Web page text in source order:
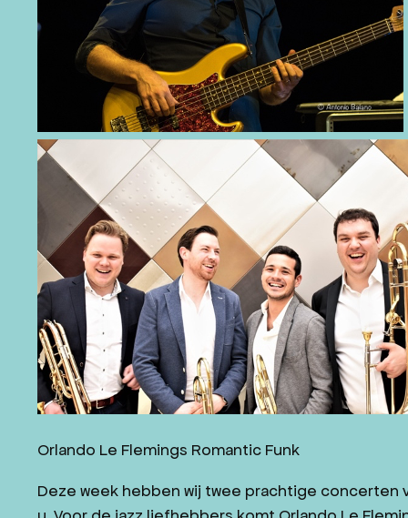
JAZZ IN ZEELAND
CONTACT
WORD VRIEND
NL
Orlando Le Flemings Romantic Funk
Deze week hebben wij twee prachtige concerten